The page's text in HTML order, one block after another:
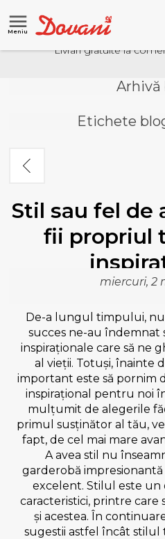
Meniu
Livrari gratuite la
Arhivă
Etichete
Stil sau fel de
fii propriul
miercuri, 2
De-a lungul timpului,
succes ne-au îndemnat
inspiraționale care să ne
al vieții. Totuși, înainte
important este să pornim
inspirațional pentru noi
mulțumit de alegerile
primul susținător al tău,
fapt, de cel mai mare
A avea stil nu
garderobă
excelent. Stilul este
caracteristici, printre care
și acestea. În
sugestii astfel încât